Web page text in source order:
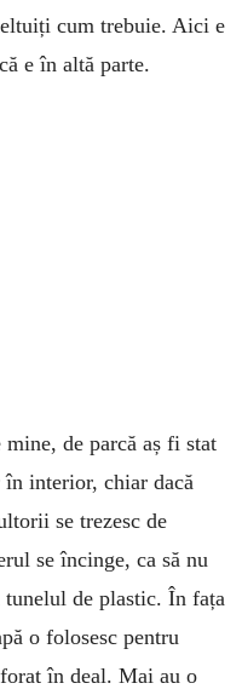
cum trebuie. Aici e
e în altă parte.
de parcă aș fi stat
interior, chiar dacă
se trezesc de
se încinge, ca să nu
tunelul de plastic. În fața
o folosesc pentru
în deal. Mai au o